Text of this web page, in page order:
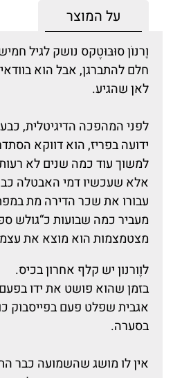
על המוצר
וֶרנוֹן סוּבּוּטֶקס נושק לגיל
חלם להתברגן, אבל הוא
לאן שהגיע.
לפני המהפכה הדיגיטלית,
ידועה בפריז, הוא דווקא
למשוך עוד כמה שנים לא
אלא שעכשיו דמי האבטלה
עבורו את שכר הדירה מת
מעביר כמה שבועות כ“גולש
מצטמצמות הוא מוצא את
לוֶורנון יש קלף אחרון בכיס.
בזמן שהוא פושט את ידו
אגבית שפלט פעם
בסערה.
אין לו מושג שהשמועה כבר